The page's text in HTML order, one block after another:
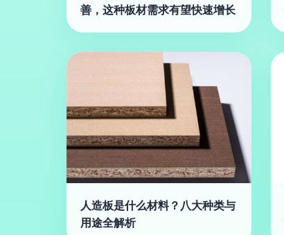
善，这种板材需求有望快速增长
人造板是什么材料？八大种类与
用途全解析